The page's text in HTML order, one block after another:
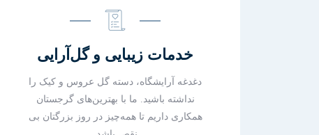
خدمات زیبایی و گل‌آرایی
دغدغه آرایشگاه، دسته گل عروس و کیک را
نداشته باشید. ما با بهترین‌های گرجستان
همکاری داریم تا همه‌چیز در روز بزرگتان بی